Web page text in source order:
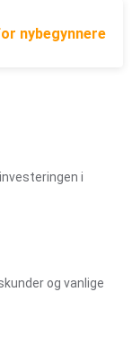
nybegynnere
i
og vanlige